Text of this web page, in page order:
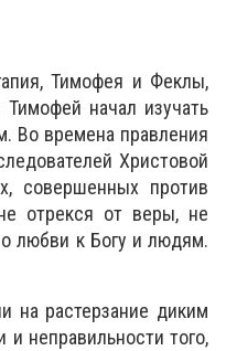
Тимофея и Феклы,
начал изучать
Во времена правления
Христовой
совершенных против
отрекся от веры, не
о любви к Богу и людям.
на растерзание диким
неправильности того,